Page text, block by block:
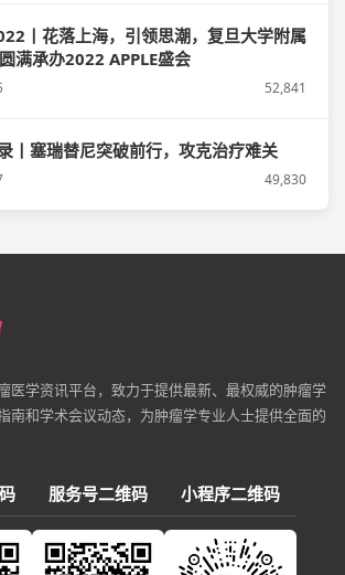
丨花落上海，引领思潮，复旦大学附属
满承办2022 APPLE盛会
52,841
丨塞瑞替尼突破前行，攻克治疗难关
49,830
医学资讯平台，致力于提供最新、最权威的肿瘤学
南和学术会议动态，为肿瘤学专业人士提供全面的
服务号二维码 小程序二维码